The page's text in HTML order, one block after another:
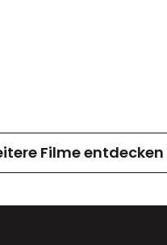
Filme entdecken